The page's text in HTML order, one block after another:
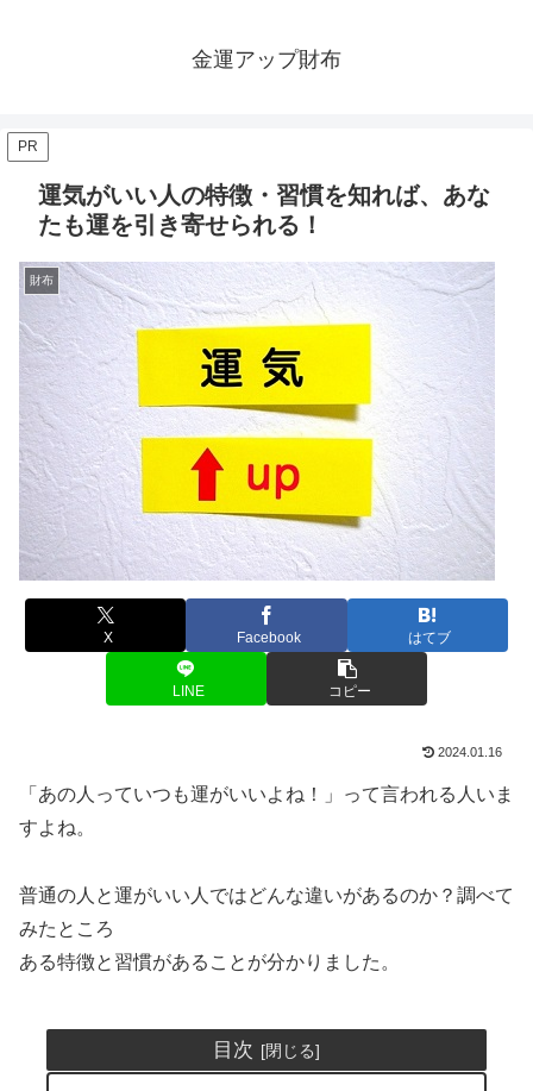
金運アップ財布
PR
運気がいい人の特徴・習慣を知れば、あな
たも運を引き寄せられる！
財布
X Facebook はてブ
LINE コピー
2024.01.16
「あの人っていつも運がいいよね！」って言われる人いま
すよね。
普通の人と運がいい人ではどんな違いがあるのか？調べて
みたところ
ある特徴と習慣があることが分かりました。
目次